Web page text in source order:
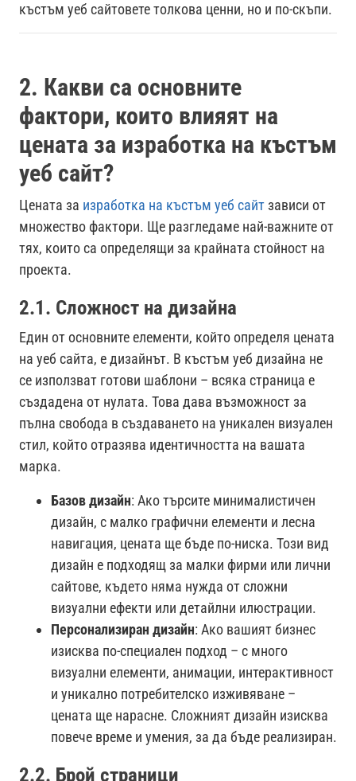
къстъм уеб сайтовете толкова ценни, но и по-скъпи.
2. Какви са основните
фактори, които влияят на
цената за изработка на къстъм
уеб сайт?
Цената за изработка на къстъм уеб сайтзависи от
множество фактори. Ще разгледаме най-важните от
тях, които са определящи за крайната стойност на
проекта.
2.1. Сложност на дизайна
Един от основните елементи, който определя цената
на уеб сайта, е дизайнът. В къстъм уеб дизайна не
се използват готови шаблони – всяка страница е
създадена от нулата. Това дава възможност за
пълна свобода в създаването на уникален визуален
стил, който отразява идентичността на вашата
марка.
Базов дизайн: Ако търсите минималистичен
дизайн, с малко графични елементи и лесна
навигация, цената ще бъде по-ниска. Този вид
дизайн е подходящ за малки фирми или лични
сайтове, където няма нужда от сложни
визуални ефекти или детайлни илюстрации.
Персонализиран дизайн: Ако вашият бизнес
изисква по-специален подход – с много
визуални елементи, анимации, интерактивност
и уникално потребителско изживяване –
цената ще нарасне. Сложният дизайн изисква
повече време и умения, за да бъде реализиран.
2.2. Брой страници